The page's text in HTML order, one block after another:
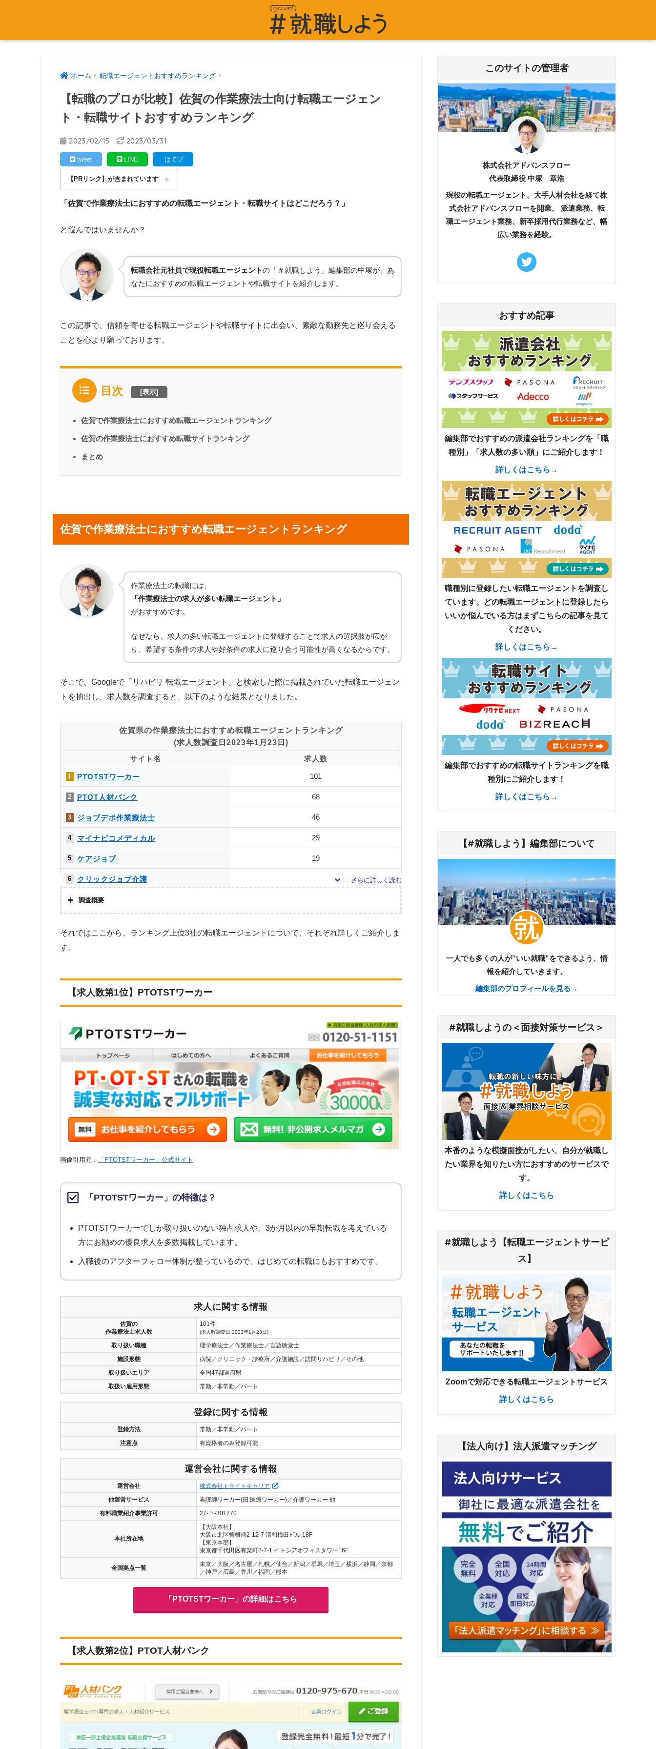
ホーム 転職エージェントおすすめランキング
【転職のプロが比較】佐賀の作業療法士向け転職エージェン
ト・転職サイトおすすめランキング
2023/02/15 2023/03/31
tweet LINE はてブ
【PRリンク】が含まれています
「佐賀で作業療法士におすすめの転職エージェント・転職サイトはどこだろう？」
と悩んではいませんか？
転職会社元社員で現役転職エージェントの「＃就職しよう」編集部の中塚が、あ
なたにおすすめの転職エージェントや転職サイトを紹介します。
この記事で、信頼を寄せる転職エージェントや転職サイトに出会い、素敵な勤務先と巡り会える
ことを心より願っております。
目次 [表示]
佐賀で作業療法士におすすめ転職エージェントランキング
佐賀の作業療法士におすすめ転職サイトランキング
まとめ
佐賀で作業療法士におすすめ転職エージェントランキング
作業療法士の転職には、
「作業療法士の求人が多い転職エージェント」
がおすすめです。
なぜなら、求人の多い転職エージェントに登録することで求人の選択肢が広が
り、希望する条件の求人や好条件の求人に巡り合う可能性が高くなるからです。
そこで、Googleで「リハビリ 転職エージェント」と検索した際に掲載されていた転職エージェン
トを抽出し、求人数を調査すると、以下のような結果となりました。
佐賀県の作業療法士におすすめ転職エージェントランキング
(求人数調査日2023年1月23日)
サイト名
求人数
1 PTOTSTワーカー 101
2 PTOT人材バンク 68
3 ジョブデポ作業療法士 46
4 マイナビコメディカル 29
5 ケアジョブ 19
6 クリックジョブ介護
7 メドフィット
11 お仕事委員会 Produced by エルユーエス 0
ト
11 PTOT転職ナビ 0
MC-介護のお仕事 0
調査概要
株式会社アドバンスフロー
調査対象とした求人について
上記で調査対象とした転職エージェントがWEBサイトで公開している求人のうち、「条件：理学療法士」「地域：佐賀県」の条件に合致する
求人数ランキング上部または下部に記載
それではここから、ランキング上位3社の転職エージェントについて、それぞれ詳しくご紹介しま
す。
【求人数第1位】PTOTSTワーカー
画像引用元： 「PTOTSTワーカー」公式サイト
「PTOTSTワーカー」の特徴は？
PTOTSTワーカーでしか取り扱いのない独占求人や、3か月以内の早期転職を考えている
方にお勧めの優良求人を多数掲載しています。
入職後のアフターフォロー体制が整っているので、はじめての転職にもおすすめです。
求人に関する情報
佐賀の
作業療法士求人数
101件
(求人数調査日:2023年1月23日)
取り扱い職種
理学療法士／作業療法士／言語聴覚士
施設形態
病院／クリニック・診療所／介護施設／訪問リハビリ／その他
取り扱いエリア
全国47都道府県
取扱い雇用形態
常勤／非常勤／パート
登録に関する情報
登録方法
常勤／非常勤／パート
注意点
有資格者のみ登録可能
運営会社に関する情報
運営会社
株式会社トライトキャリア
他運営サービス
看護師ワーカー(旧:医療ワーカー)／介護ワーカー 他
有料職業紹介事業許可
27-ユ-301770
本社所在地
【大阪本社】
大阪市北区曽根崎2-12-7 清和梅田ビル 18F
【東京本部】
東京都千代田区有楽町2-7-1 イトシアオフィスタワー16F
全国拠点一覧
東京／大阪／名古屋／札幌／仙台／新潟／群馬／埼玉／横浜／静岡／京都
／神戸／広島／香川／福岡／熊本
「PTOTSTワーカー」の詳細はこちら
【求人数第2位】PTOT人材バンク
このサイトの管理者
株式会社アドバンスフロー
代表取締役 中塚 章浩
現役の転職エージェント。大手人材会社を経て株
式会社アドバンスフローを開業。 派遣業務、転
職エージェント業務、新卒採用代行業務など、幅
広い業務を経験。
おすすめ記事
編集部でおすすめの派遣会社ランキングを「職
種別」「求人数の多い順」にご紹介します！
詳しくはこちら→
職種別に登録したい転職エージェントを調査し
ています。どの転職エージェントに登録したら
いいか悩んでいる方はまずこちらの記事を見て
ください。
詳しくはこちら→
編集部でおすすめの転職サイトランキングを職
種別にご紹介します！
詳しくはこちら→
【#就職しよう】編集部について
一人でも多くの人が”いい就職”をできるよう、情
報を紹介していきます。
編集部のプロフィールを見る→
#就職しようの＜面接対策サービス＞
本番のような模擬面接がしたい、自分が就職し
たい業界を知りたい方におすすめのサービスで
す。
詳しくはこちら
#就職しよう【転職エージェントサービ
ス】
Zoomで対応できる転職エージェントサービス
詳しくはこちら
【法人向け】法人派遣マッチング